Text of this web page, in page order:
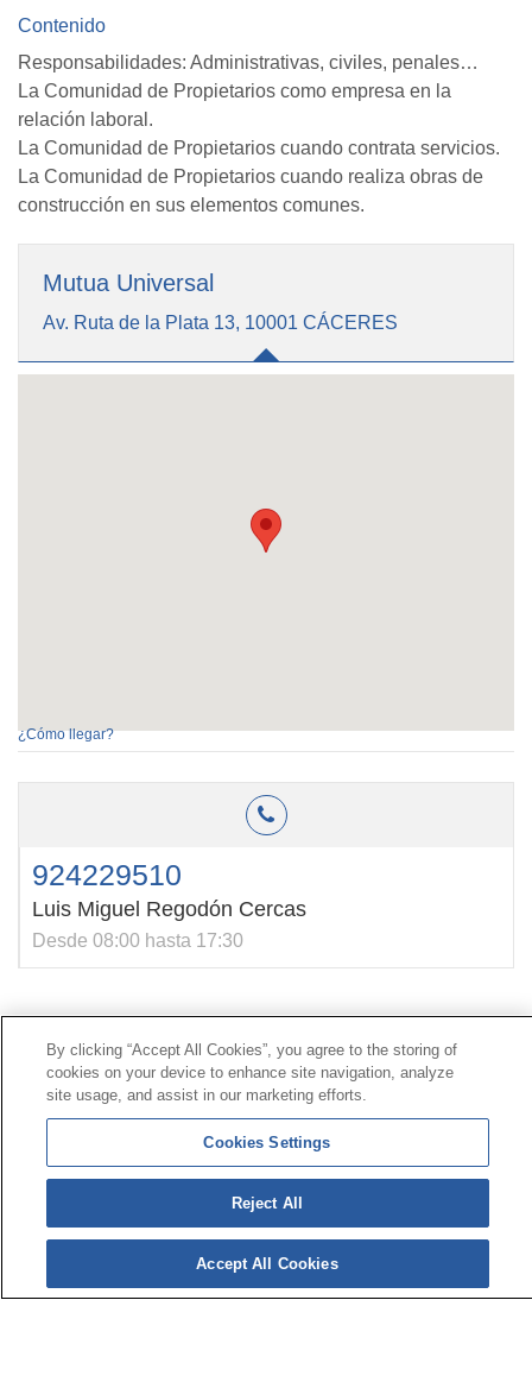
Contenido
Responsabilidades: Administrativas, civiles, penales…
La Comunidad de Propietarios como empresa en la
relación laboral.
La Comunidad de Propietarios cuando contrata servicios.
La Comunidad de Propietarios cuando realiza obras de
construcción en sus elementos comunes.
Mutua Universal
Av. Ruta de la Plata 13, 10001 CÁCERES
¿Cómo llegar?
924229510
Luis Miguel Regodón Cercas
Desde 08:00 hasta 17:30
Línea Universal 900 203 203|Zona Privada Comisión de
Prestaciones Especiales|Zona Privada Proveedor
© Mutua Universal 2026 | Mapa del sitio | Aviso legal
Política de Protección de Datos
cookies
Síguenos en:
By clicking “Accept All Cookies”, you agree to the storing of
cookies on your device to enhance site navigation, analyze
site usage, and assist in our marketing efforts.
Cookies Settings
Reject All
Accept All Cookies